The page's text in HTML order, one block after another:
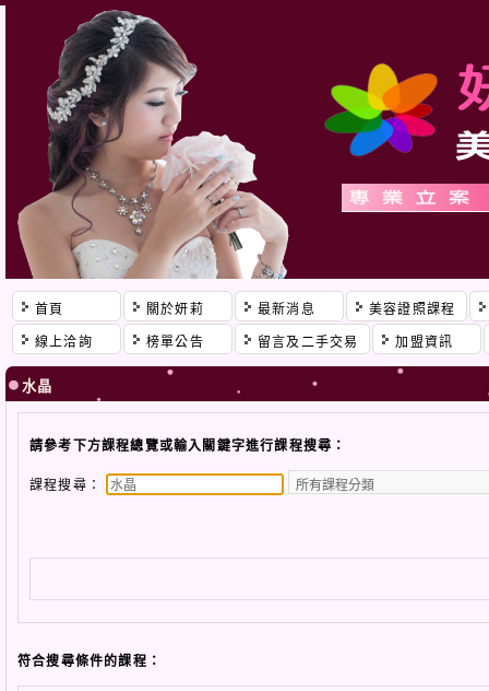
首頁 關於妍莉 最新消息 美容證照課程
線上洽詢 榜單公告 留言及二手交易 加盟資訊
水晶
請參考下方課程總覽或輸入關鍵字進行課程搜尋：
課程搜尋：
符合搜尋條件的課程：